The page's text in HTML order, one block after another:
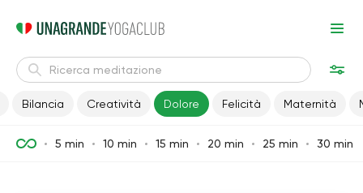
Bilancia Creatività Dolore Felicità Maternità
5 min 10 min 15 min 20 min 25 min 30 min